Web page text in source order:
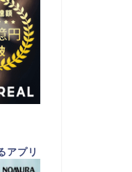
アプリ